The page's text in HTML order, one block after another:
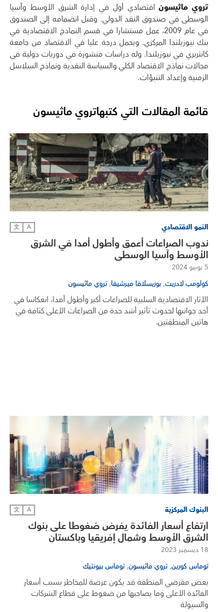
تروي ماثيسوناقتصادي أول في إدارة الشرق الأوسط وآسيا
الوسطى في صندوق النقد الدولي. وقبل انضمامه إلى الصندوق
في عام 2009، عمل مستشارا في قسم النماذج الاقتصادية في
بنك نيوزيلندا المركزي. ويحمل درجة عليا في الاقتصاد من جامعة
كانتربري في نيوزيلندا. وله دراسات منشورة في دوريات دولية في
مجالات نماذج الاقتصاد الكلي والسياسة النقدية ونماذج السلاسل
الزمنية وإعداد التنبؤات.
قائمة المقالات التي كتبهاتروي ماثيسون
النمو الاقتصادي A
文
ندوب الصراعات أعمق وأطول أمدا في الشرق
الأوسط وآسيا الوسطى
5 يونيو 2024
كولومب لادريت, بوريسلافا ميرشيفا,تروي ماثيسون
الآثار الاقتصادية السلبية للصراعات أكبر وأطول أمدا، انعكاسا في
أحد جوانبها لحدوث تأثير أشد حدة من الصراعات الأعلى كثافة في
هاتين المنطقتين.
البنوك المركزية A
文
ارتفاع أسعار الفائدة يفرض ضغوطا على بنوك
الشرق الأوسط وشمال إفريقيا وباكستان
18 ديسمبر 2023
توماس كورين,تروي ماثيسون,توماس بيونتيك
بعض مقرضي المنطقة قد يكون عرضة للمخاطر بسبب أسعار
الفائدة الأعلى وما يصاحبها من ضغوط على قطاع الشركات
والسيولة